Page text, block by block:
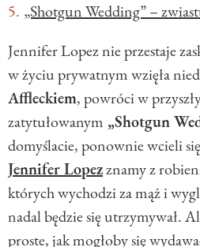
„Shotgun Wedding” –
Jennifer Lopez nie przestaje
w życiu prywatnym wzięła
Affleckiem, powróci w
zatytułowanym „Shotgun
domyślacie, ponownie wcieli
Jennifer Lopezznamy z
których wychodzi za mąż i
nadal będzie się utrzymywał.
proste, jak mogłoby się